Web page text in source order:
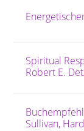
Spiritual
Robert E.
Sullivan,